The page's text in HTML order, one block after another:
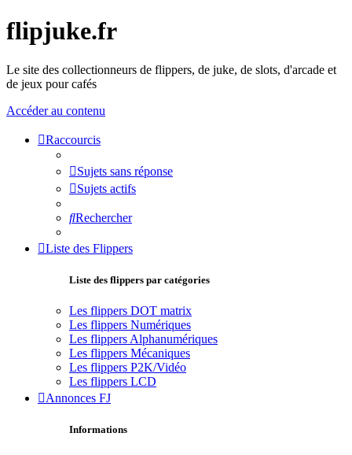
flipjuke.fr
Le site des collectionneurs de flippers, de juke, de slots, d'arcade et
de jeux pour cafés
Accéder au contenu
Raccourcis
Sujets sans réponse
Sujets actifs
Rechercher
Liste des Flippers
Liste des flippers par catégories
Les flippers DOT matrix
Les flippers Numériques
Les flippers Alphanumériques
Les flippers Mécaniques
Les flippers P2K/Vidéo
Les flippers LCD
Annonces FJ
Informations